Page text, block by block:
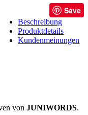
Save
Beschreibung
Produktdetails
Kundenmeinungen
von JUNIWORDS.